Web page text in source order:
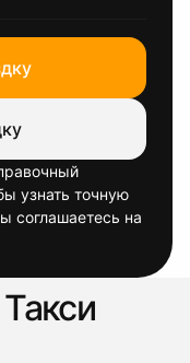
узнать точную
соглашаетесь на